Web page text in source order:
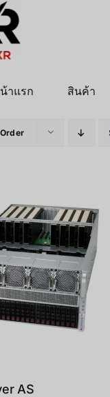
าแรก
สินค้า
AS